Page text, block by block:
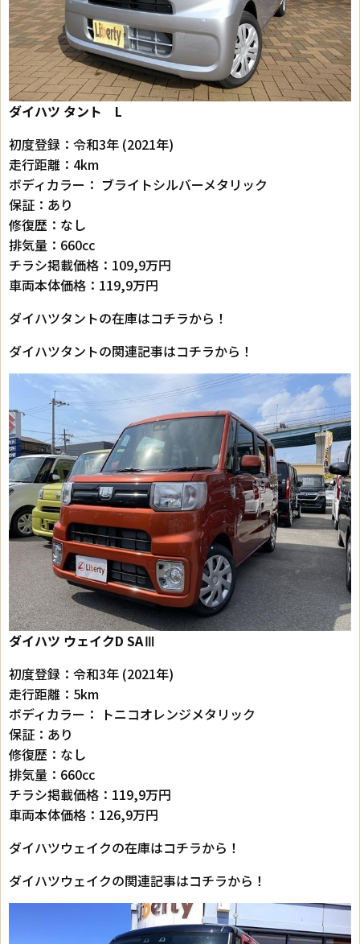
ダイハツ タント L
初度登録：令和3年 (2021年)
走行距離：4km
ボディカラー： ブライトシルバーメタリック
保証：あり
修復歴：なし
排気量：660cc
チラシ掲載価格：109,9万円
車両本体価格：119,9万円
ダイハツタントの在庫はコチラから！
ダイハツタントの関連記事はコチラから！
ダイハツ ウェイクD SAⅢ
初度登録：令和3年 (2021年)
走行距離：5km
ボディカラー： トニコオレンジメタリック
保証：あり
修復歴：なし
排気量：660cc
チラシ掲載価格：119,9万円
車両本体価格：126,9万円
ダイハツウェイクの在庫はコチラから！
ダイハツウェイクの関連記事はコチラから！